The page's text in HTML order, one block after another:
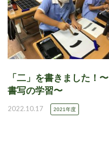
「二」を書きました！〜
書写の学習〜
2022.10.17 2021年度